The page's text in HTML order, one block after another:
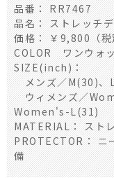
品番： RR7467
品名： ストレッチ
価格： ￥9,800（税
COLOR ワンウォ
SIZE(inch)：
メンズ／M(30)、
ウィメンズ／
Women's-L(31)
MATERIAL： スト
PROTECTOR： ニ
備